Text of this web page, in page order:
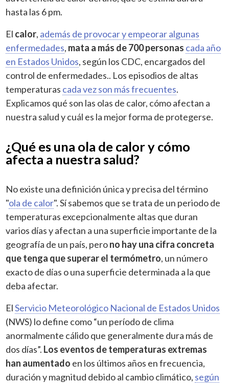
hasta las 6 pm.
El calor, además de provocar y empeorar algunas
enfermedades, mata a más de 700 personas cada año
en Estados Unidos, según los CDC, encargados del
control de enfermedades.. Los episodios de altas
temperaturas cada vez son más frecuentes.
Explicamos qué son las olas de calor, cómo afectan a
nuestra salud y cuál es la mejor forma de protegerse.
¿Qué es una ola de calor y cómo
afecta a nuestra salud?
No existe una definición única y precisa del término
"ola de calor". Sí sabemos que se trata de un periodo de
temperaturas excepcionalmente altas que duran
varios días y afectan a una superficie importante de la
geografía de un país, perono hay una cifra concreta
que tenga que superar el termómetro, un número
exacto de días o una superficie determinada a la que
deba afectar.
ElServicio Meteorológico Nacional de Estados Unidos
(NWS) lo define como “un período de clima
anormalmente cálido que generalmente dura más de
dos días”. Los eventos de temperaturas extremas
han aumentado en los últimos años en frecuencia,
duración y magnitud debido al cambio climático, según